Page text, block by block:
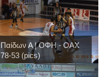
Παίδων Α | ΟΦΗ - ΟΑΧ
78-53 (pics)